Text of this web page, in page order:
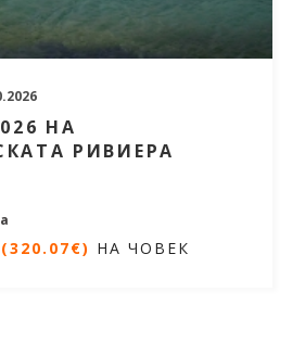
НА
РИВИЕРА
НА ЧОВЕК